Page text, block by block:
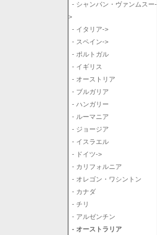
- シャンパン・ヴァンムスー-
>
- イタリア->
- スペイン->
- ポルトガル
- イギリス
- オーストリア
- ブルガリア
- ハンガリー
- ルーマニア
- ジョージア
- イスラエル
- ドイツ->
- カリフォルニア
- オレゴン・ワシントン
- カナダ
- チリ
- アルゼンチン
- オーストラリア